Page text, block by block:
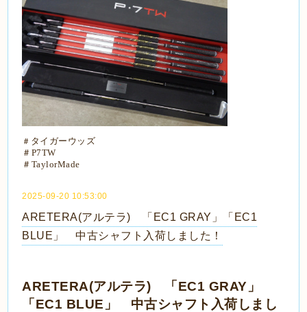
＃ タイガーウッズ
＃P7TW
＃TaylorMade
2025-09-20 10:53:00
ARETERA(アルテラ) 「EC1 GRAY」「EC1
BLUE」 中古シャフト入荷しました！
ARETERA(アルテラ) 「EC1 GRAY」
「EC1 BLUE」 中古シャフト入荷しまし